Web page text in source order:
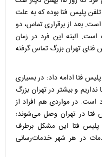
پشت خط تلفن پلیس فتا بوده که به علت
بعد از برقراری تماس، دو
البته این فرد در زمان
فتای تهران بزرگ تماس گرفته
فتا ادامه داد: در بسیاری
و بیشتر در تهران بزرگ
در مواردی هم افراد از
فتا در تهران وصل می‌شوند؛
پلیس فتا این مشکل برطرف
در هر شهر خدمات‌رسانی